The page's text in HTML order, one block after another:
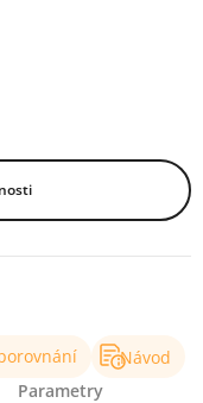
Návod
Parametry